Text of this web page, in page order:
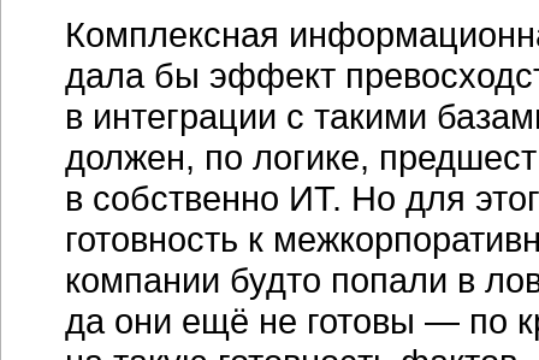
Комплексная
дала бы эффект
в интеграции с такими
должен, по логике,
в собственно ИТ. Но для
готовность к
компании будто попали в
да они ещё не готовы — по